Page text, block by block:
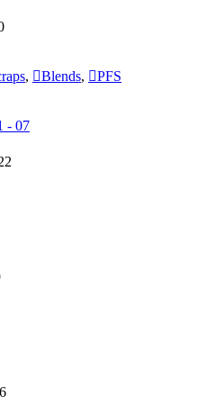
, Blends,
PFS
- 07